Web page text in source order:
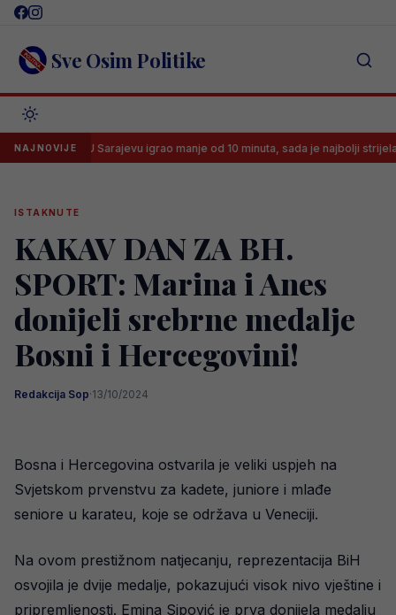
Skip
content Sve Osim Politike
NAJNOVIJE
U Sarajevu igrao manje od 10 minuta, sada je najbolji strijelac
ISTAKNUTE
KAKAV DAN ZA BH.
SPORT: Marina i Anes
donijeli srebrne medalje
Bosni i Hercegovini!
Redakcija Sop·13/10/2024
Bosna i Hercegovina ostvarila je veliki uspjeh na
Svjetskom prvenstvu za kadete, juniore i mlađe
seniore u karateu, koje se održava u Veneciji.
Na ovom prestižnom natjecanju, reprezentacija BiH
osvojila je dvije medalje, pokazujući visok nivo vještine i
pripremljenosti. Emina Sipović je prva donijela medalju